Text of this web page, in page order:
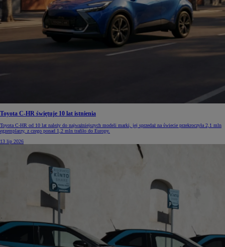
Toyota C-HR świętuje 10 lat istnienia
Toyota C-HR od 10 lat należy do najważniejszych modeli marki, jej sprzedaż na świecie przekroczyła 2,1 mln
egzemplarzy, z czego ponad 1,2 mln trafiło do Europy.
13 lip 2026